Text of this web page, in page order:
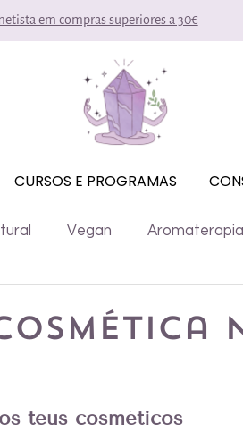
em compras superiores a 30€
CURSOS E PROGRAMAS
Vegan Aromaterapia
teus cosméticos